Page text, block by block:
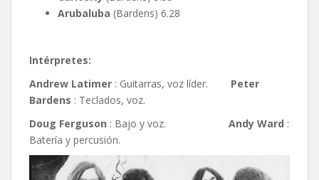
Arubaluba (Bardens) 6.28
Intérpretes:
Andrew Latimer : Guitarras, voz líder. Peter
Bardens : Teclados, voz.
Doug Ferguson : Bajo y voz. Andy Ward :
Batería y percusión.